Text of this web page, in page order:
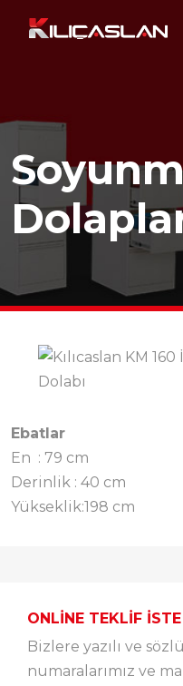
Ebatlar
En : 79 cm
Derinlik : 40 cm
Yükseklik:198 cm
ONLINE TEKLIF İSTE
Bizlere yazılı ve
numaralarımız ve